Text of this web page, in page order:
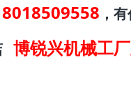
，
博锐兴机械工